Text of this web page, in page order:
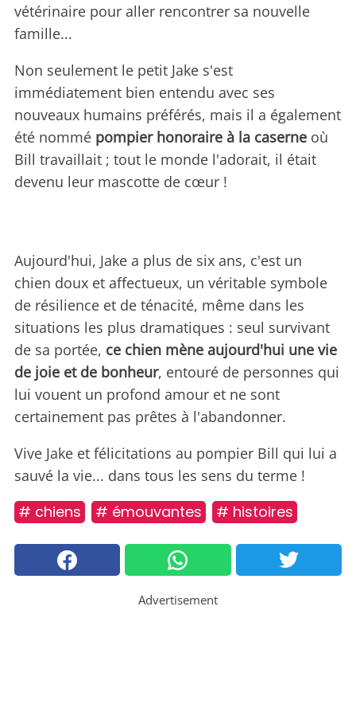
vétérinaire pour aller rencontrer sa nouvelle
famille...
Non seulement le petit Jake s'est
immédiatement bien entendu avec ses
nouveaux humains préférés, mais il a également
été nommé pompier honoraire à la caserne où
Bill travaillait ; tout le monde l'adorait, il était
devenu leur mascotte de cœur !
Aujourd'hui, Jake a plus de six ans, c'est un
chien doux et affectueux, un véritable symbole
de résilience et de ténacité, même dans les
situations les plus dramatiques : seul survivant
de sa portée, ce chien mène aujourd'hui une vie
de joie et de bonheur, entouré de personnes qui
lui vouent un profond amour et ne sont
certainement pas prêtes à l'abandonner.
Vive Jake et félicitations au pompier Bill qui lui a
sauvé la vie... dans tous les sens du terme !
# chiens # émouvantes # histoires
Advertisement